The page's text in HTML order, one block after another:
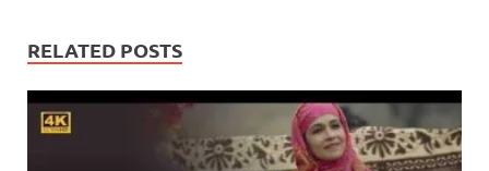
RELATED POSTS